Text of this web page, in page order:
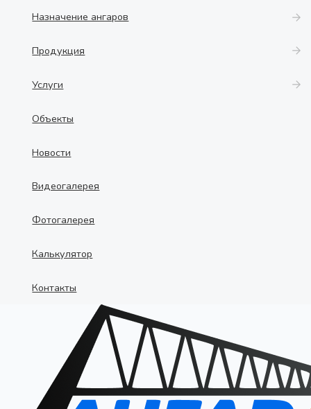
Назначение ангаров
Продукция
Услуги
Объекты
Новости
Видеогалерея
Фотогалерея
Калькулятор
Контакты